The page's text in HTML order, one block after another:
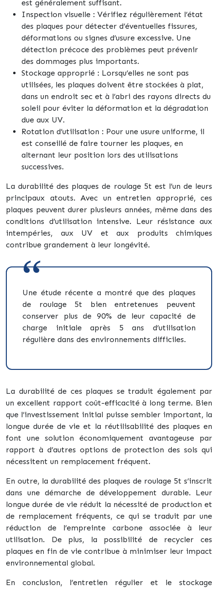
est généralement suffisant.
Inspection visuelle : Vérifiez régulièrement l’état
des plaques pour détecter d’éventuelles fissures,
déformations ou signes d’usure excessive. Une
détection précoce des problèmes peut prévenir
des dommages plus importants.
Stockage approprié : Lorsqu’elles ne sont pas
utilisées, les plaques doivent être stockées à plat,
dans un endroit sec et à l’abri des rayons directs du
soleil pour éviter la déformation et la dégradation
due aux UV.
Rotation d’utilisation : Pour une usure uniforme, il
est conseillé de faire tourner les plaques, en
alternant leur position lors des utilisations
successives.
La durabilité des plaques de roulage 5t est l’un de leurs
principaux atouts. Avec un entretien approprié, ces
plaques peuvent durer plusieurs années, même dans des
conditions d’utilisation intensive. Leur résistance aux
intempéries, aux UV et aux produits chimiques
contribue grandement à leur longévité.
Une étude récente a montré que des plaques
de roulage 5t bien entretenues peuvent
conserver plus de 90% de leur capacité de
charge initiale après 5 ans d’utilisation
régulière dans des environnements difficiles.
La durabilité de ces plaques se traduit également par
un excellent rapport coût-efficacité à long terme. Bien
que l’investissement initial puisse sembler important, la
longue durée de vie et la réutilisabilité des plaques en
font une solution économiquement avantageuse par
rapport à d’autres options de protection des sols qui
nécessitent un remplacement fréquent.
En outre, la durabilité des plaques de roulage 5t s’inscrit
dans une démarche de développement durable. Leur
longue durée de vie réduit la nécessité de production et
de remplacement fréquents, ce qui se traduit par une
réduction de l’empreinte carbone associée à leur
utilisation. De plus, la possibilité de recycler ces
plaques en fin de vie contribue à minimiser leur impact
environnemental global.
En conclusion, l’entretien régulier et le stockage